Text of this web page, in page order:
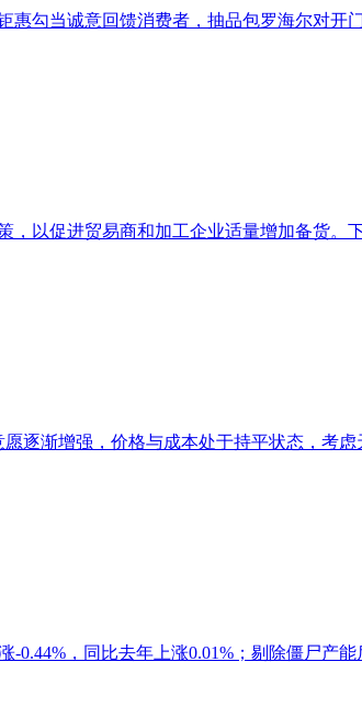
勾当诚意回馈消费者，抽品包罗海尔对开
，以促进贸易商和加工企业适量增加备货。
逐渐增强，价格与成本处于持平状态，考
-0.44%，同比去年上涨0.01%；剔除僵尸产